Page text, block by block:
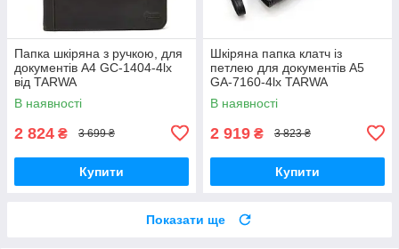
Папка шкіряна з ручкою, для
документів A4 GC-1404-4lx
від TARWA
В наявності
2 824 ₴ 3 699 ₴
Купити
Шкіряна папка клатч із
петлею для документів А5
GA-7160-4lx TARWA
В наявності
2 919 ₴ 3 823 ₴
Купити
Показати ще